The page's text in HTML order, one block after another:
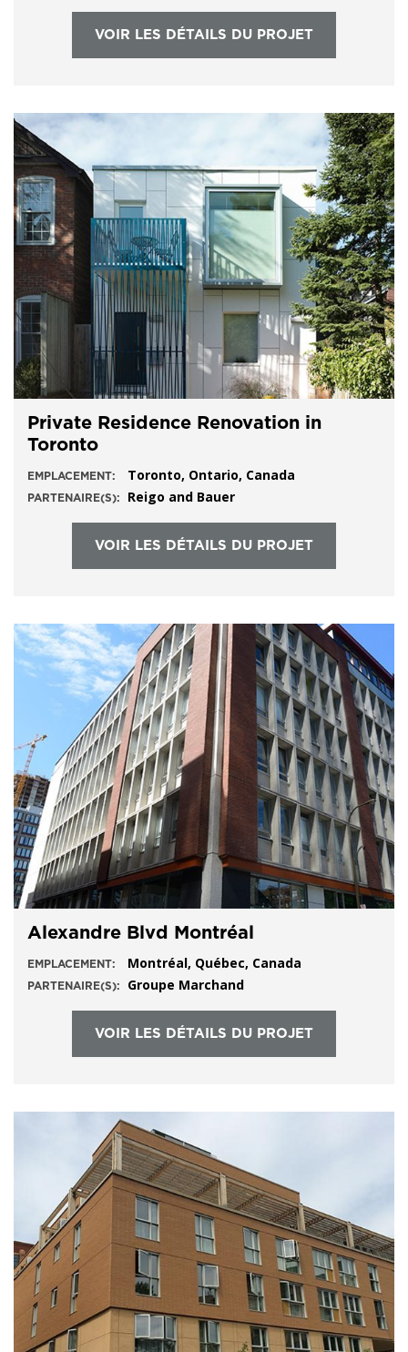
VOIR LES DÉTAILS DU PROJET
Private Residence Renovation in
Toronto
EMPLACEMENT: Toronto, Ontario, Canada
PARTENAIRE(S): Reigo and Bauer
VOIR LES DÉTAILS DU PROJET
Alexandre Blvd Montréal
EMPLACEMENT: Montréal, Québec, Canada
PARTENAIRE(S): Groupe Marchand
VOIR LES DÉTAILS DU PROJET